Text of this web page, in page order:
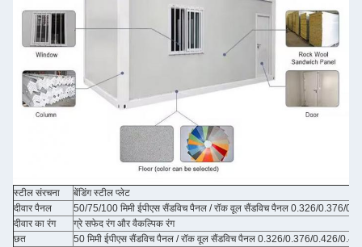
स्टील संरचना
बेंडिंग स्टील प्लेट
दीवार पैनल
50/75/100 मिमी ईपीएस सैंडविच पैनल / रॉक वूल सैंडविच पैनल 0.326/0.376/
दीवार का रंग
ग्रे सफेद रंग और वैकल्पिक रंग
छत
50 मिमी ईपीएस सैंडविच पैनल / रॉक वूल सैंडविच पैनल 0.326/0.376/0.426/0.476